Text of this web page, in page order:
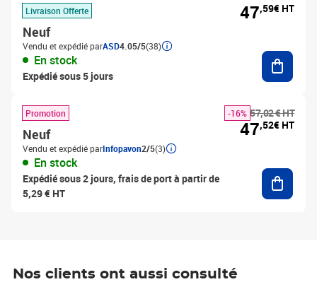
Livraison Offerte
Neuf
Vendu et expédié parASD4.05/5(38)
En stock
Expédié sous 5 jours
47,59€ HT
Promotion
Neuf
Vendu et expédié parInfopavon2/5(3)
En stock
Expédié sous 2 jours, frais de port à partir de
5,29 € HT
57,02 € HT
-16%
47,52€ HT
Nos clients ont aussi consulté